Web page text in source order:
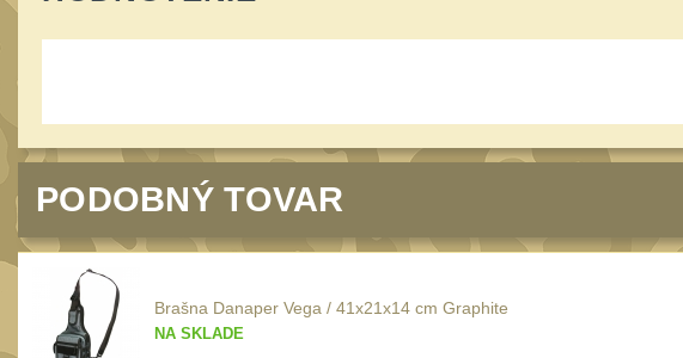
PODOBNÝ TOVAR
Brašna Danaper Vega / 41x21x14 cm Graphite
NA SKLADE